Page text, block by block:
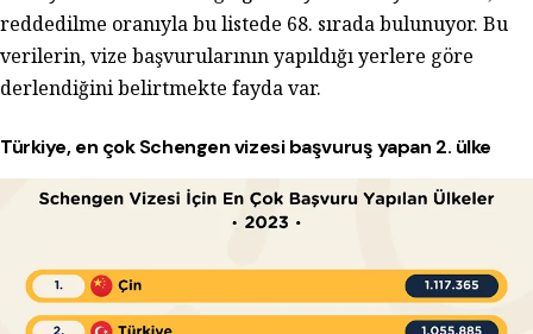
reddedilme oranıyla bu listede 68. sırada bulunuyor. Bu
verilerin, vize başvurularının yapıldığı yerlere göre
derlendiğini belirtmekte fayda var.
Türkiye, en çok Schengen vizesi başvuruş yapan 2. ülke